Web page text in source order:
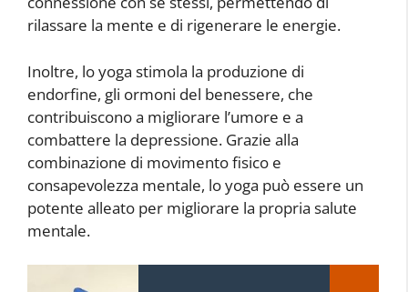
rilassare la mente e di rigenerare le energie.
Inoltre, lo yoga stimola la produzione di
endorfine, gli ormoni del benessere, che
contribuiscono a migliorare l’umore e a
combattere la depressione. Grazie alla
combinazione di movimento fisico e
consapevolezza mentale, lo yoga può essere un
potente alleato per migliorare la propria salute
mentale.